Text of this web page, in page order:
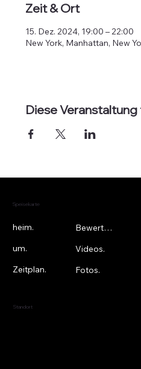
Zeit & Ort
15. Dez. 2024, 19:00 – 22:00
New York, Manhattan, New
Diese Veranstaltung
Speisekarte
heim.
um.
Zeitplan.
Bewertungen.
Videos.
Fotos.
Standort